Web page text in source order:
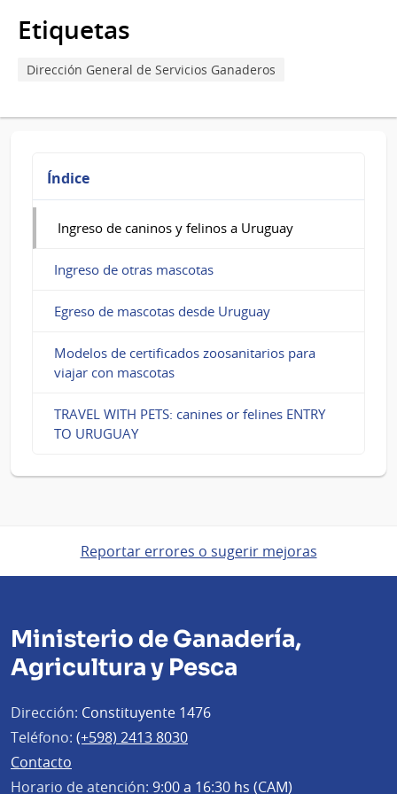
para
Ingreso
de
caninos
felinos
a
Uruguay
Etiquetas
Dirección General de Servicios Ganaderos
Índice
Ingreso de caninos y felinos a Uruguay
Ingreso de otras mascotas
Egreso de mascotas desde Uruguay
Modelos de certificados zoosanitarios para
viajar con mascotas
TRAVEL WITH PETS: canines or felines ENTRY
TO URUGUAY
Reportar errores o sugerir mejoras
Ministerio de Ganadería,
Agricultura y Pesca
Dirección: Constituyente 1476
Teléfono: (+598) 2413 8030
Contacto
Horario de atención: 9:00 a 16:30 hs (CAM)